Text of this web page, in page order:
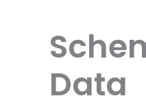
Data